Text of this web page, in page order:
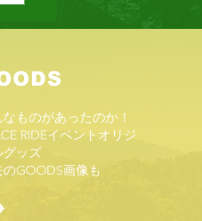
なものがあったのか！
RIDEイベントオリジ
グッズ
GOODS画像も